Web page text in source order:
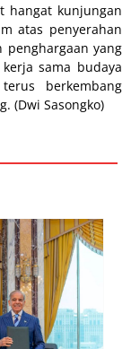
hangat kunjungan
atas penyerahan
penghargaan yang
sama budaya
berkembang
(Dwi Sasongko)